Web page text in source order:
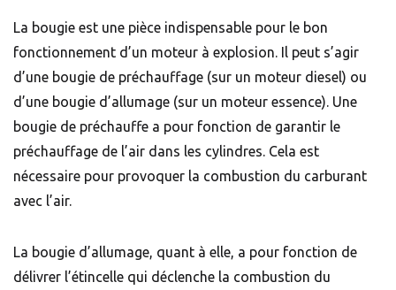
La bougie est une pièce indispensable pour le bon
fonctionnement d’un moteur à explosion. Il peut s’agir
d’une bougie de préchauffage (sur un moteur diesel) ou
d’une bougie d’allumage (sur un moteur essence). Une
bougie de préchauffe a pour fonction de garantir le
préchauffage de l’air dans les cylindres. Cela est
nécessaire pour provoquer la combustion du carburant
avec l’air.
La bougie d’allumage, quant à elle, a pour fonction de
délivrer l’étincelle qui déclenche la combustion du